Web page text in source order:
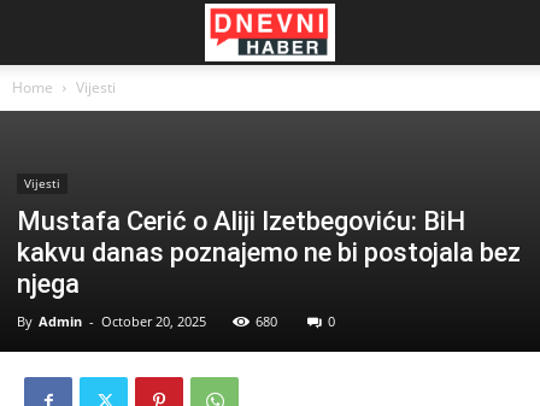
Home Vijesti
Vijesti
Mustafa Cerić o Aliji Izetbegoviću: BiH
kakvu danas poznajemo ne bi postojala bez
njega
By Admin - October 20, 2025 680 0